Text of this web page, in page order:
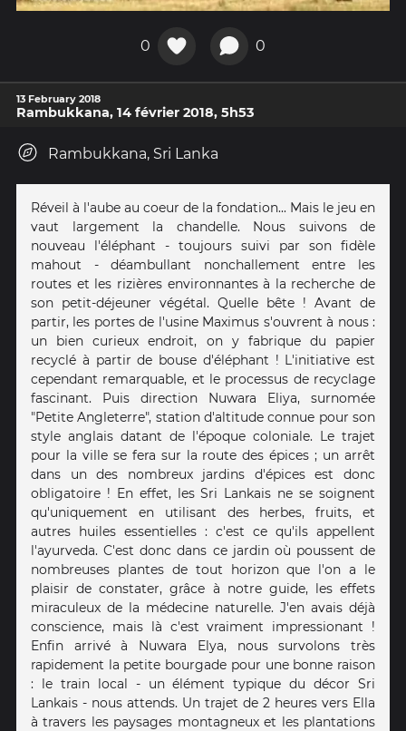
0 0
13 February 2018
Rambukkana, 14 février 2018, 5h53
Rambukkana, Sri Lanka
Réveil à l'aube au coeur de la fondation... Mais le jeu en
vaut largement la chandelle. Nous suivons de
nouveau l'éléphant - toujours suivi par son fidèle
mahout - déambullant nonchallement entre les
routes et les rizières environnantes à la recherche de
son petit-déjeuner végétal. Quelle bête ! Avant de
partir, les portes de l'usine Maximus s'ouvrent à nous :
un bien curieux endroit, on y fabrique du papier
recyclé à partir de bouse d'éléphant ! L'initiative est
cependant remarquable, et le processus de recyclage
fascinant. Puis direction Nuwara Eliya, surnomée
"Petite Angleterre", station d'altitude connue pour son
style anglais datant de l'époque coloniale. Le trajet
pour la ville se fera sur la route des épices ; un arrêt
dans un des nombreux jardins d'épices est donc
obligatoire ! En effet, les Sri Lankais ne se soignent
qu'uniquement en utilisant des herbes, fruits, et
autres huiles essentielles : c'est ce qu'ils appellent
l'ayurveda. C'est donc dans ce jardin où poussent de
nombreuses plantes de tout horizon que l'on a le
plaisir de constater, grâce à notre guide, les effets
miraculeux de la médecine naturelle. J'en avais déjà
conscience, mais là c'est vraiment impressionant !
Enfin arrivé à Nuwara Elya, nous survolons très
rapidement la petite bourgade pour une bonne raison
: le train local - un élément typique du décor Sri
Lankais - nous attends. Un trajet de 2 heures vers Ella
à travers les paysages montagneux et les plantations